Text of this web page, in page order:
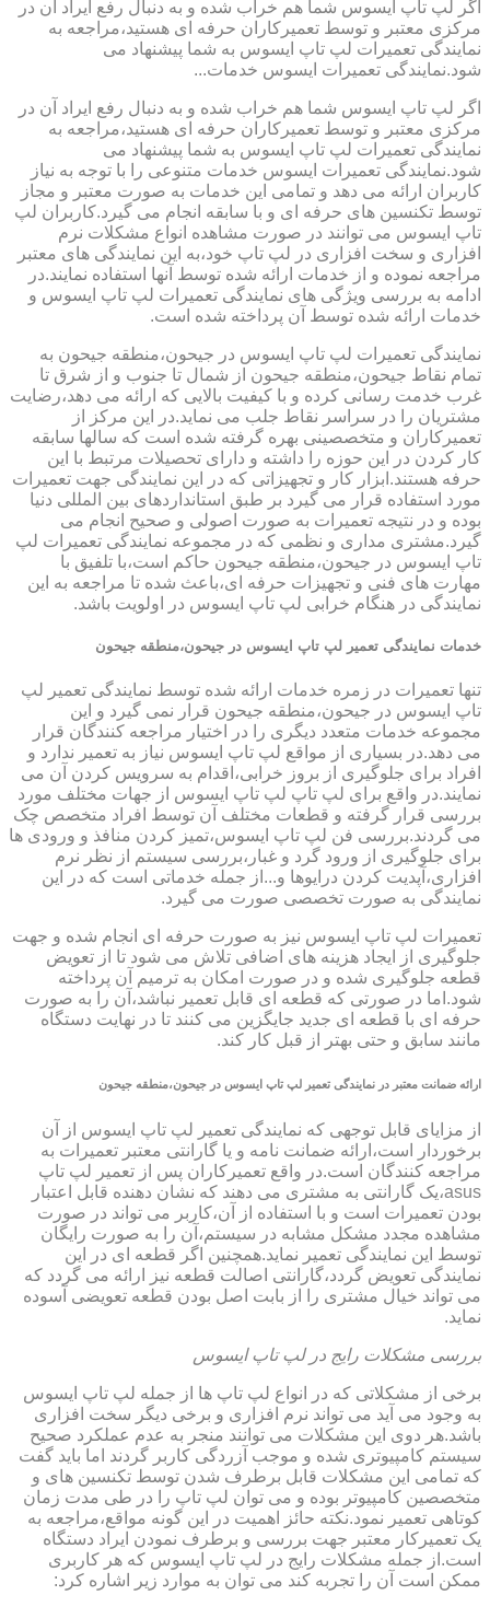
اگر لپ تاپ ایسوس شما هم خراب شده و به دنبال رفع ایراد آن در
مرکزی معتبر و توسط تعمیرکاران حرفه ای هستید،مراجعه به
نمایندگی تعمیرات لپ تاپ ایسوس به شما پیشنهاد می
شود.نمایندگی تعمیرات ایسوس خدمات...
اگر لپ تاپ ایسوس شما هم خراب شده و به دنبال رفع ایراد آن در
مرکزی معتبر و توسط تعمیرکاران حرفه ای هستید،مراجعه به
نمایندگی تعمیرات لپ تاپ ایسوس به شما پیشنهاد می
شود.نمایندگی تعمیرات ایسوس خدمات متنوعی را با توجه به نیاز
کاربران ارائه می دهد و تمامی این خدمات به صورت معتبر و مجاز
توسط تکنسین های حرفه ای و با سابقه انجام می گیرد.کاربران لپ
تاپ ایسوس می توانند در صورت مشاهده انواع مشکلات نرم
افزاری و سخت افزاری در لپ تاپ خود،به این نمایندگی های معتبر
مراجعه نموده و از خدمات ارائه شده توسط آنها استفاده نمایند.در
ادامه به بررسی ویژگی های نمایندگی تعمیرات لپ تاپ ایسوس و
خدمات ارائه شده توسط آن پرداخته شده است.
نمایندگی تعمیرات لپ تاپ ایسوس در جیحون،منطقه جیحون به
تمام نقاط جیحون،منطقه جیحون از شمال تا جنوب و از شرق تا
غرب خدمت رسانی کرده و با کیفیت بالایی که ارائه می دهد،رضایت
مشتریان را در سراسر نقاط جلب می نماید.در این مرکز از
تعمیرکاران و متخصصینی بهره گرفته شده است که سالها سابقه
کار کردن در این حوزه را داشته و دارای تحصیلات مرتبط با این
حرفه هستند.ابزار کار و تجهیزاتی که در این نمایندگی جهت تعمیرات
مورد استفاده قرار می گیرد بر طبق استانداردهای بین المللی دنیا
بوده و در نتیجه تعمیرات به صورت اصولی و صحیح انجام می
گیرد.مشتری مداری و نظمی که در مجموعه نمایندگی تعمیرات لپ
تاپ ایسوس در جیحون،منطقه جیحون حاکم است،با تلفیق با
مهارت های فنی و تجهیزات حرفه ای،باعث شده تا مراجعه به این
نمایندگی در هنگام خرابی لپ تاپ ایسوس در اولویت باشد.
خدمات نمایندگی تعمیر لپ تاپ ایسوس در جیحون،منطقه جیحون
تنها تعمیرات در زمره خدمات ارائه شده توسط نمایندگی تعمیر لپ
تاپ ایسوس در جیحون،منطقه جیحون قرار نمی گیرد و این
مجموعه خدمات متعدد دیگری را در اختیار مراجعه کنندگان قرار
می دهد.در بسیاری از مواقع لپ تاپ ایسوس نیاز به تعمیر ندارد و
افراد برای جلوگیری از بروز خرابی،اقدام به سرویس کردن آن می
نمایند.در واقع برای لپ تاپ لپ تاپ ایسوس از جهات مختلف مورد
بررسی قرار گرفته و قطعات مختلف آن توسط افراد متخصص چک
می گردند.بررسی فن لپ تاپ ایسوس،تمیز کردن منافذ و ورودی ها
برای جلوگیری از ورود گرد و غبار،بررسی سیستم از نظر نرم
افزاری،آپدیت کردن درایوها و...از جمله خدماتی است که در این
نمایندگی به صورت تخصصی صورت می گیرد.
تعمیرات لپ تاپ ایسوس نیز به صورت حرفه ای انجام شده و جهت
جلوگیری از ایجاد هزینه های اضافی تلاش می شود تا از تعویض
قطعه جلوگیری شده و در صورت امکان به ترمیم آن پرداخته
شود.اما در صورتی که قطعه ای قابل تعمیر نباشد،آن را به صورت
حرفه ای با قطعه ای جدید جایگزین می کنند تا در نهایت دستگاه
مانند سابق و حتی بهتر از قبل کار کند.
ارائه ضمانت معتبر در نمایندگی تعمیر لپ تاپ ایسوس در جیحون،منطقه جیحون
از مزایای قابل توجهی که نمایندگی تعمیر لپ تاپ ایسوس از آن
برخوردار است،ارائه ضمانت نامه و یا گارانتی معتبر تعمیرات به
مراجعه کنندگان است.در واقع تعمیرکاران پس از تعمیر لپ تاپ
asus،یک گارانتی به مشتری می دهند که نشان دهنده قابل اعتبار
بودن تعمیرات است و با استفاده از آن،کاربر می تواند در صورت
مشاهده مجدد مشکل مشابه در سیستم،آن را به صورت رایگان
توسط این نمایندگی تعمیر نماید.همچنین اگر قطعه ای در این
نمایندگی تعویض گردد،گارانتی اصالت قطعه نیز ارائه می گردد که
می تواند خیال مشتری را از بابت اصل بودن قطعه تعویضی آسوده
نماید.
بررسی مشکلات رایج در لپ تاپ ایسوس
برخی از مشکلاتی که در انواع لپ تاپ ها از جمله لپ تاپ ایسوس
به وجود می آید می تواند نرم افزاری و برخی دیگر سخت افزاری
باشد.هر دوی این مشکلات می توانند منجر به عدم عملکرد صحیح
سیستم کامپیوتری شده و موجب آزردگی کاربر گردند اما باید گفت
که تمامی این مشکلات قابل برطرف شدن توسط تکنسین های و
متخصصین کامپیوتر بوده و می توان لپ تاپ را در طی مدت زمان
کوتاهی تعمیر نمود.نکته حائز اهمیت در این گونه مواقع،مراجعه به
یک تعمیرکار معتبر جهت بررسی و برطرف نمودن ایراد دستگاه
است.از جمله مشکلات رایج در لپ تاپ ایسوس که هر کاربری
ممکن است آن را تجربه کند می توان به موارد زیر اشاره کرد: